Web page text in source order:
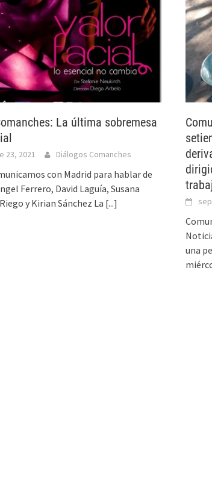
La última sobremesa
23, 2021 Diálogos Comanches
con Madrid para hablar de
Ferrero, David Laguía, Susana
y Kirian Sánchez La [...]
una